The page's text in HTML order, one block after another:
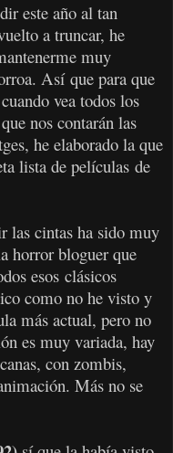
este año al tan
a truncar, he
muy
Así que para que
vea todos los
nos contarán las
he elaborado la que
lista de películas de
las cintas ha sido muy
horror bloguer que
esos clásicos
como no he visto y
más actual, pero no
es muy variada, hay
con zombis,
Más no se